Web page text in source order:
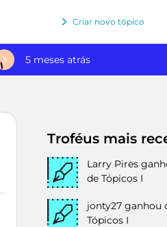
Criar novo tópico
J 5 meses atrás
Troféus mais
Larry Pires
de Tópicos I
jonty27 ganhou
Tópicos I